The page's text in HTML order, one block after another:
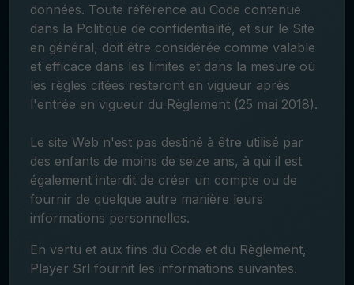
données. Toute référence au Code contenue
dans la Politique de confidentialité, et sur le Site
en général, doit être considérée comme valable
et efficace dans les limites et dans la mesure où
les règles citées resteront en vigueur après
l'entrée en vigueur du Règlement (25 mai 2018).
Le site Web n'est pas destiné à être utilisé par
des enfants de moins de seize ans, à qui il est
également interdit de créer un compte ou de
fournir de quelque autre manière leurs
informations personnelles.
En vertu et aux fins du Code et du Règlement,
Player Srl fournit les informations suivantes.